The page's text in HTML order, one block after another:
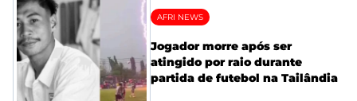
AFRI NEWS
Jogador morre após ser
atingido por raio durante
partida de futebol na Tailândia